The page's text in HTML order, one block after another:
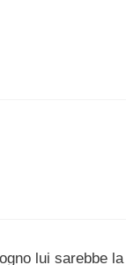
lui sarebbe la